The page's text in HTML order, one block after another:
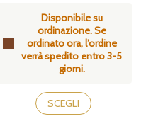
Disponibile su
ordinazione. Se
ordinato ora, l’ordine
verrà spedito entro 3-5
giorni.
prezzo:
da
49,90€
a
55,90€
SCEGLI
Questo
prodotto
ha